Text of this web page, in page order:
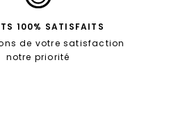
100% SATISFAITS
de votre satisfaction
notre priorité